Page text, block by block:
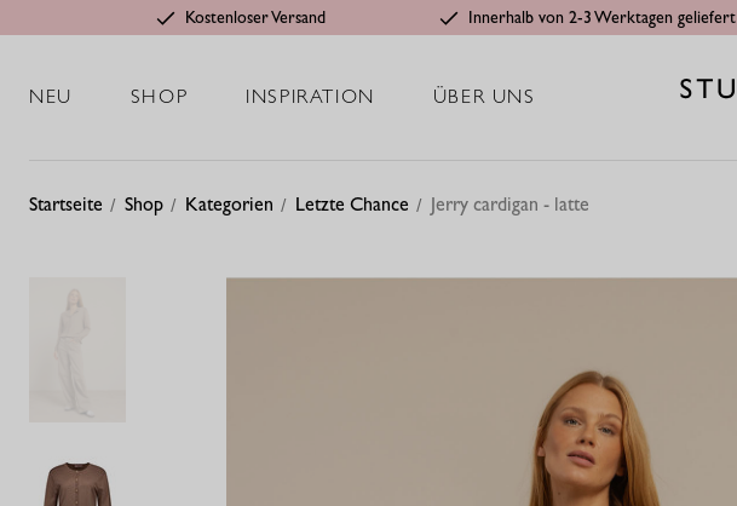
Kostenloser Versand Innerhalb von 2-3 Werktagen geliefert
NEU SHOP INSPIRATION ÜBER UNS
Startseite Shop Kategorien Letzte Chance Jerry cardigan - latte